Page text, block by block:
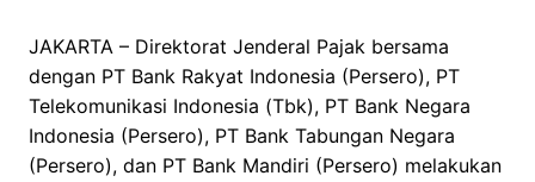
JAKARTA – Direktorat Jenderal Pajak bersama
dengan PT Bank Rakyat Indonesia (Persero), PT
Telekomunikasi Indonesia (Tbk), PT Bank Negara
Indonesia (Persero), PT Bank Tabungan Negara
(Persero), dan PT Bank Mandiri (Persero) melakukan